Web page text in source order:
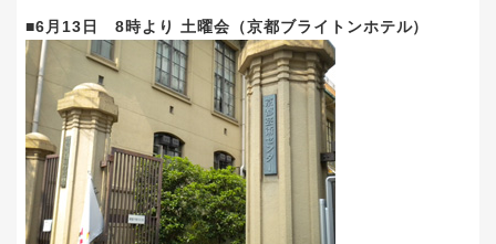
■6月13日 8時より 土曜会（京都ブライトンホテル）